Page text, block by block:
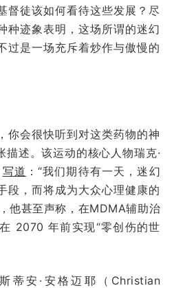
督徒该如何看待这些发展？尽
种迹象表明，这场所谓的迷幻
过是一场充斥着炒作与傲慢的
你会很快听到对这类药物的神
述。该运动的核心人物瑞克·
写道 ：“我们期待有一天，迷幻
段，而将成为大众心理健康的
，他甚至声称，在MDMA辅助治
2070 年前实现“零创伤的世
蒂安·安格迈耶（Christian